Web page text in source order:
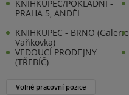
KNIHKUPEC/POKLADNÍ -
PRAHA 5, ANDĚL
KNIHKUPEC - BRNO (Galerie
Vaňkovka)
VEDOUCÍ PRODEJNY
(TŘEBÍČ)
Volné pracovní pozice